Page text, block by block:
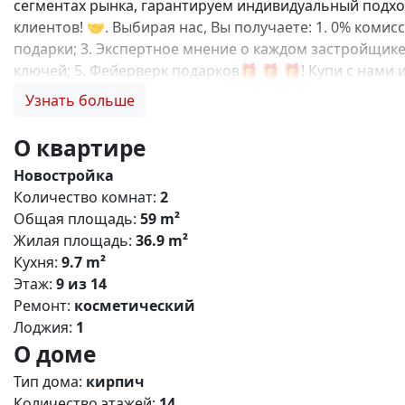
сегментах рынка, гарантируем индивидуальный
клиентов! 🤝. Выбирая нас, Вы получаете: 1. 0%
подарки; 3. Экспертное мнение о каждом
ключей; 5. Фейерверк подарков🎁 🎁 🎁! Купи с нами
от центра Симферополя, в котором хочется
для отдыха и пикников. Преимущества: 🏋️
(салоны, магазины, кафе); 🚗 Безопасный двор без
выбор планировок в домах комфорт класса;
инфраструктура: 🍼 Новый детский сад внутри
Супермаркет, магазины; 💊 Аптеки; 🛣️ До центра
,базовая,IT- ипотека; Материнский капитал;
Узнать больше
О квартире
Новостройка
Количество комнат: 2
Общая площадь: 59 m²
Жилая площадь: 36.9 m²
Кухня: 9.7 m²
Этаж: 9 из 14
Ремонт: косметический
Лоджия: 1
О доме
Тип дома: кирпич